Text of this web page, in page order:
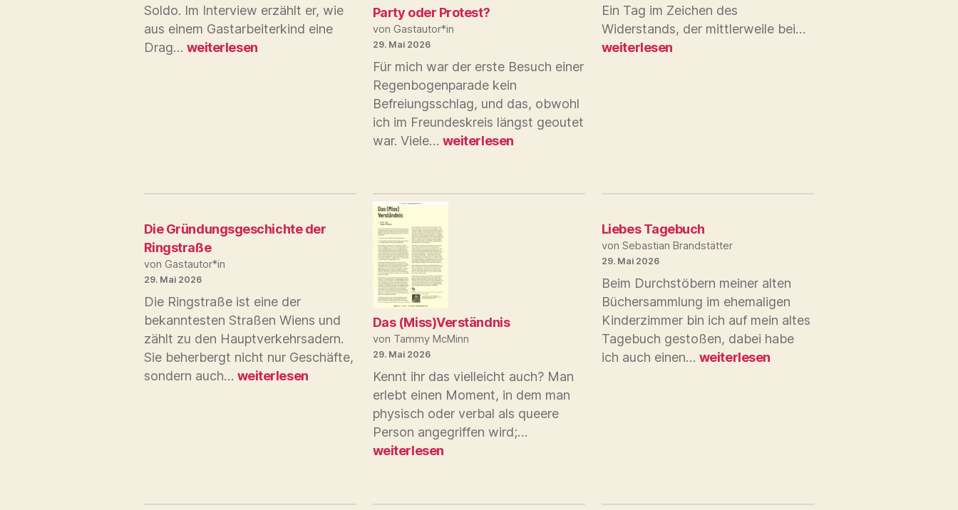
Soldo. Im Interview erzählt er, wie
aus einem Gastarbeiterkind eine
Drag… Partys
weiterlesen
Party oder Protest?
von Gastautor*in
29. Mai 2026
Für mich war der erste Besuch einer
Regenbogenparade kein
Befreiungsschlag, und das, obwohl
ich im Freundeskreis längst geoutet
war. Viele… Party
weiterlesen
Ein Tag im Zeichen des
Widerstands, der mittlerweile bei…
weiterlesen
Die Gründungsgeschichte der
Ringstraße
von Gastautor*in
29. Mai 2026
Die Ringstraße ist eine der
bekanntesten Straßen Wiens und
zählt zu den Hauptverkehrsadern.
Sie beherbergt nicht nur Geschäfte,
sondern auch… Die
weiterlesen
Das (Miss)Verständnis
von Tammy McMinn
29. Mai 2026
Kennt ihr das vielleicht auch? Man
erlebt einen Moment, in dem man
physisch oder verbal als queere
Person angegriffen wird;…
weiterlesen
Liebes Tagebuch
von Sebastian Brandstätter
29. Mai 2026
Beim Durchstöbern meiner alten
Büchersammlung im ehemaligen
Kinderzimmer bin ich auf mein altes
Tagebuch gestoßen, dabei habe
ich auch einen… Liebes
weiterlesen